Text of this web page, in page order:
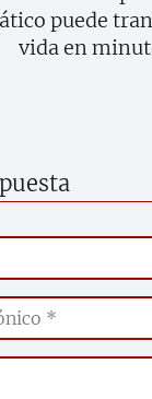
puede
vida en